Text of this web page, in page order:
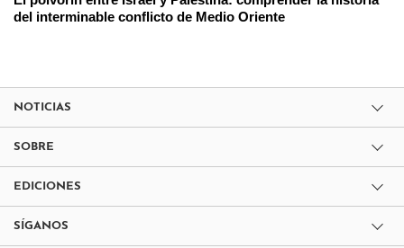
del interminable conflicto de Medio Oriente
NOTICIAS
SOBRE
EDICIONES
SÍGANOS